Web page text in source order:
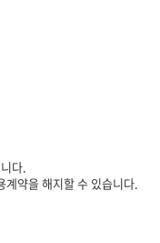
다.
약을 해지할 수 있습니다.